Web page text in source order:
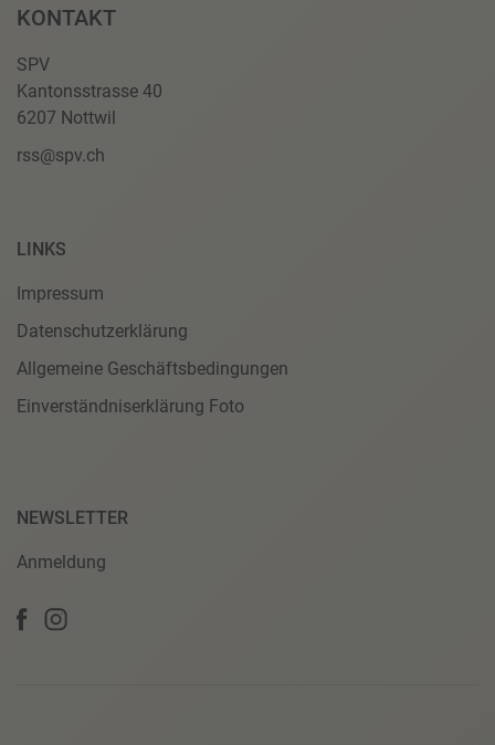
KONTAKT
SPV
Kantonsstrasse 40
6207 Nottwil
rss@spv.ch
LINKS
Impressum
Datenschutzerklärung
Allgemeine Geschäftsbedingungen
Einverständniserklärung Foto
NEWSLETTER
Anmeldung